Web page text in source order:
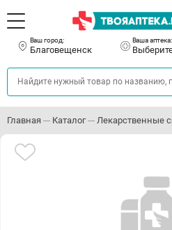
Ваш город:
Благовещенск
Ваша аптека:
Главная Каталог Лекарственные